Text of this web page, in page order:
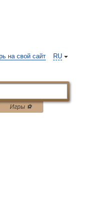
RU
на свой сайт
Игры ⚽